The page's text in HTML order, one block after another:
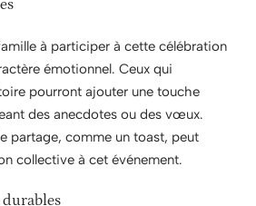
à participer à cette célébration
émotionnel. Ceux qui
pourront ajouter une touche
des anecdotes ou des vœux.
partage, comme un toast, peut
collective à cet événement.
durables